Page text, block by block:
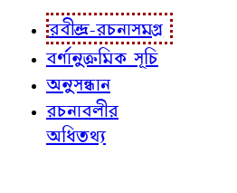
রবীন্দ্র-রচনাসমগ্র
বর্ণানুক্রমিক সূচি
অনুসন্ধান
রচনাবলীর
অধিতথ্য